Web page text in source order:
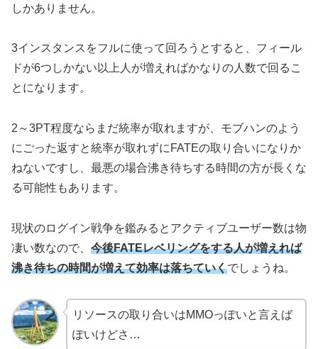
しかありません。
3インスタンスをフルに使って回ろうとすると、フィール
ドが6つしかない以上人が増えればかなりの人数で回るこ
とになります。
2～3PT程度ならまだ統率が取れますが、モブハンのよう
にごった返すと統率が取れずにFATEの取り合いになりか
ねないですし、最悪の場合沸き待ちする時間の方が長くな
る可能性もあります。
現状のログイン戦争を鑑みるとアクティブユーザー数は物
凄い数なので、 今後FATEレベリングをする人が増えれば
沸き待ちの時間が増えて効率は落ちていくでしょうね。
リソースの取り合いはMMOっぽいと言えば
ぽいけどさ…